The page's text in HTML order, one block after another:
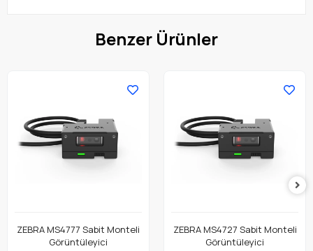
Benzer Ürünler
ZEBRA MS4777 Sabit Monteli
Görüntüleyici
ZEBRA MS4727 Sabit Monteli
Görüntüleyici